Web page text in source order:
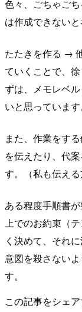
色々、ごちゃご
は作成できないと
たたきを作る →
ていくことで、
ずは、メモレベ
いと思っています
また、作業をす
を伝えたり、代
す。（私も伝える
ある程度手順書
上でのお約束（
く決めて、それ
意図を殺さない
す。
この記事をシェ